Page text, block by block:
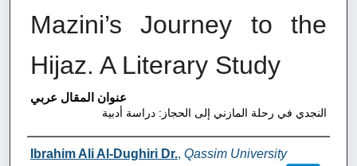
Mazini’s Journey to the
Hijaz. A Literary Study
عنوان المقال عربي
النجدي في رحلة المازني إلى الحجاز: دراسة أدبية
Authors
Ibrahim Ali Al-Dughiri Dr., Qassim University